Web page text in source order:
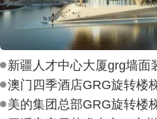
新疆人才中心大厦grg墙面
澳门四季酒店GRG旋转楼
美的集团总部GRG旋转楼